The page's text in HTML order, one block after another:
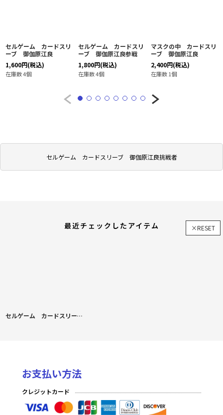
セルゲーム カードスリーブ 御伽原江良挑戦者
セルゲーム カードスリ
ーブ 御伽原江良
1,600円(税込)
在庫数 4個
セルゲーム カードスリ
ーブ 御伽原江良参戦
1,800円(税込)
在庫数 4個
マスクの中 カードスリ
ーブ 御伽原江良
2,400円(税込)
在庫数 1個
最近チェックしたアイテム ×RESET
セルゲーム カードスリーブ 御伽原江良挑戦者
お支払い方法
クレジットカード